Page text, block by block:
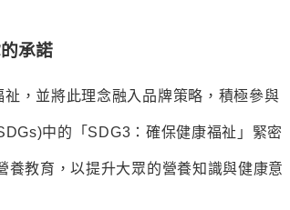
承諾
，並將此理念融入品牌策略，積極參與
中的「SDG3：確保健康福祉」緊密
養教育，以提升大眾的營養知識與健康意